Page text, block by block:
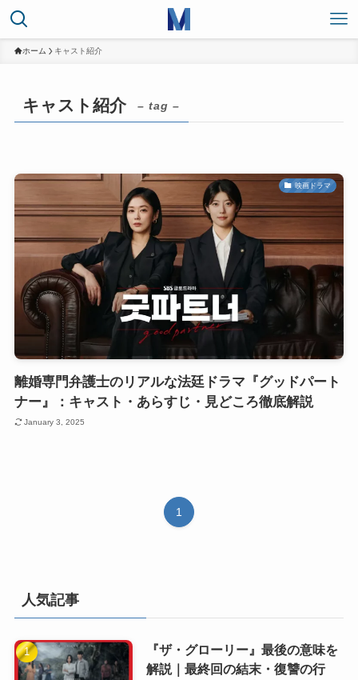
ホーム キャスト紹介
キャスト紹介 – tag –
映画ドラマ
離婚専門弁護士のリアルな法廷ドラマ『グッドパート
ナー』：キャスト・あらすじ・見どころ徹底解説
January 3, 2025
1
人気記事
『ザ・グローリー』最後の意味を
解説｜最終回の結末・復讐の行